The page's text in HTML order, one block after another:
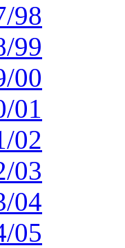
98
99
00
01
02
03
04
05